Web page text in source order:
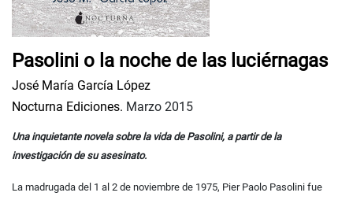
Pasolini o la noche de las luciérnagas
José María García López
Nocturna Ediciones. Marzo 2015
Una inquietante novela sobre la vida de Pasolini, a partir de la
investigación de su asesinato.
La madrugada del 1 al 2 de noviembre de 1975, Pier Paolo Pasolini fue